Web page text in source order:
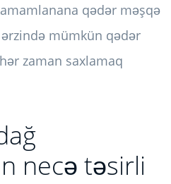
qədər məşqə
mümkün qədər
zaman saxlamaq
necə təsirli